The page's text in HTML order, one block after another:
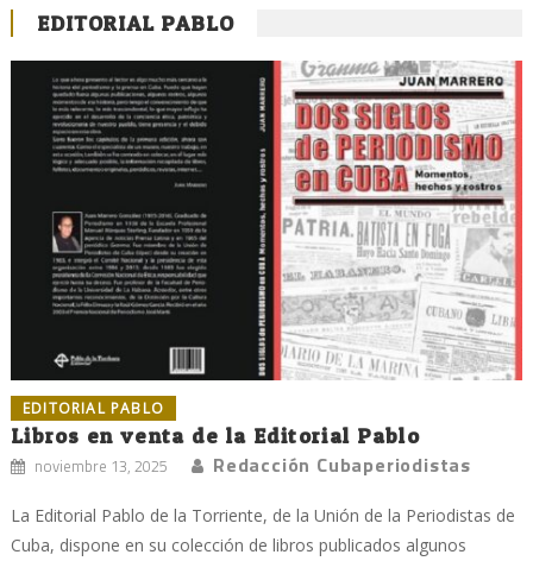
EDITORIAL PABLO
EDITORIAL PABLO
Libros en venta de la Editorial Pablo
noviembre 13, 2025 Redacción Cubaperiodistas
La Editorial Pablo de la Torriente, de la Unión de la Periodistas de
Cuba, dispone en su colección de libros publicados algunos